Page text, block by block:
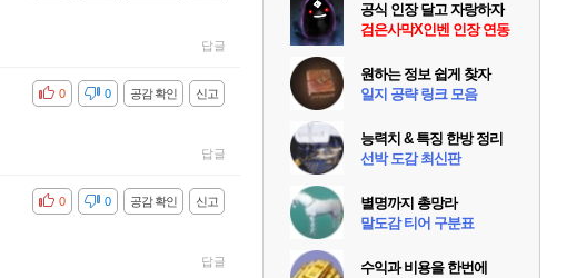
답글
신고
공감 확인
비공감 0
0
답글
신고
공감 확인
비공감 0
0
답글
공식 인장 달고 자랑하자
검은사막X인벤 인장 연동
원하는 정보 쉽게 찾자
일지 공략 링크 모음
능력치 & 특징 한방 정리
선박 도감 최신판
별명까지 총망라
말도감 티어 구분표
수익과 비용을 한번에